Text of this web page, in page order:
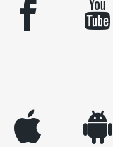
facebook youtube
appleinc android